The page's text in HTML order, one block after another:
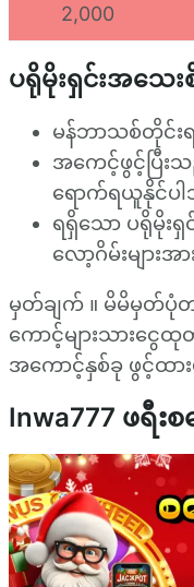
2,000
ပရိုမိုးရှင်းအသေ
မန်ဘာသစ်တိုင်
အကေင့်ဖွင့်ပြီး
ရောက်ရယူနိုင်ပ
ရရှိသော ပရိုမိုး
လော့ဂိမ်းများ
မှတ်ချက် ။ မိမိမှတ်
ကောင့်များသားငွေ
အကောင့်နှစ်ခု ဖွင့်ထာ
Inwa777 ဖရီး